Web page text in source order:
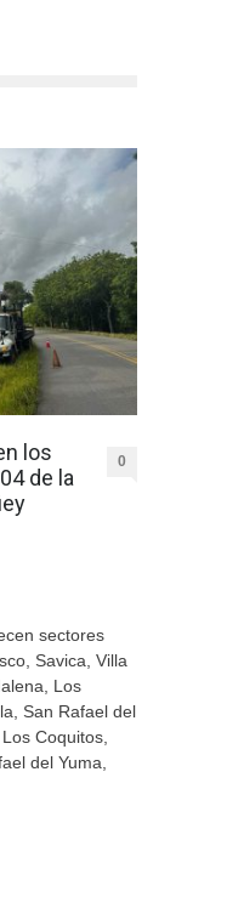
los
de la
0
sectores
Savica, Villa
Los
San Rafael del
Coquitos,
del Yuma,